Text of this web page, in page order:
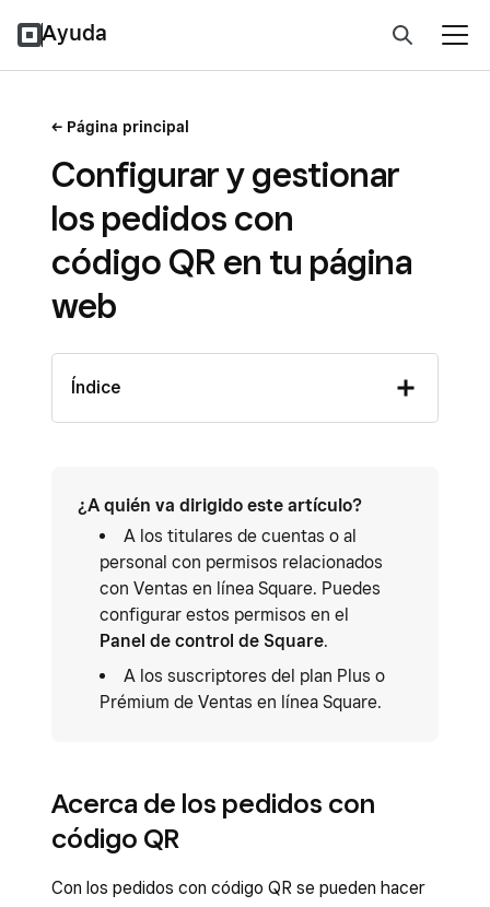
Ayuda
Página principal
Configurar y gestionar
los pedidos con
código QR en tu página
web
Índice
¿A quién va dirigido este artículo?
A los titulares de cuentas o al
personal con permisos relacionados
con Ventas en línea Square. Puedes
configurar estos permisos en el
Panel de control de Square.
A los suscriptores del plan Plus o
Prémium de Ventas en línea Square.
Acerca de los pedidos con
código QR
Con los pedidos con código QR se pueden hacer